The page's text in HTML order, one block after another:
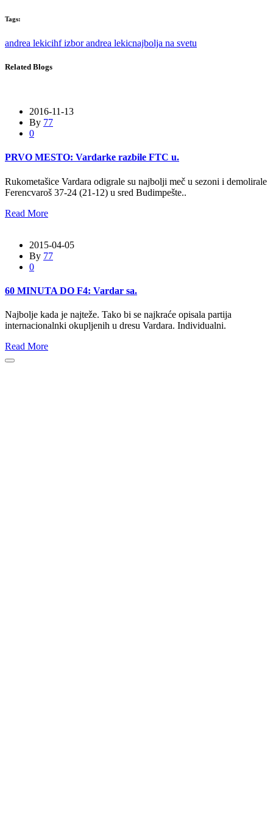
Tags:
andrea lekicihf izbor andrea lekicnajbolja na svetu
Related Blogs
2016-11-13
By 77
0
PRVO MESTO: Vardarke razbile FTC u.
Rukometašice Vardara odigrale su najbolji meč u sezoni i demolirale
Ferencvaroš 37-24 (21-12) u sred Budimpešte..
Read More
2015-04-05
By 77
0
60 MINUTA DO F4: Vardar sa.
Najbolje kada je najteže. Tako bi se najkraće opisala partija
internacionalnki okupljenih u dresu Vardara. Individualni.
Read More